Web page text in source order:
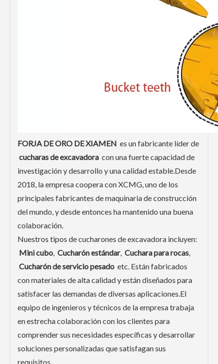
FORJA DE ORO DE XIAMEN es un fabricante líder de
cucharas de excavadora con una fuerte capacidad de
investigación y desarrollo y una calidad estable.Desde
2018, la empresa coopera con XCMG, uno de los
principales fabricantes de maquinaria de construcción
del mundo, y desde entonces ha mantenido una buena
colaboración.
Nuestros tipos de cucharones de excavadora incluyen:
Mini cubo, Cucharón estándar, Cuchara para rocas,
Cucharón de servicio pesado etc. Están fabricados
con materiales de alta calidad y están diseñados para
satisfacer las demandas de diversas aplicaciones.El
equipo de ingenieros y técnicos de la empresa trabaja
en estrecha colaboración con los clientes para
comprender sus necesidades específicas y desarrollar
soluciones personalizadas que satisfagan sus
requisitos.